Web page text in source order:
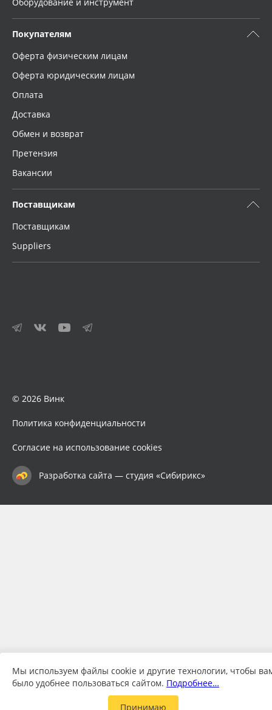
Покупателям
Оферта физическим лицам
Оферта юридическим лицам
Оплата
Доставка
Обмен и возврат
Претензия
Вакансии
Поставщикам
Поставщикам
Suppliers
© 2026 Винк
Политика конфиденциальности
Согласие на использование cookies
Разработка сайта — студия «Сибирикс»
Мы используем файлы cookie и другие технологии, чтобы
было удобнее пользоваться сайтом. Подробнее…
Принимаю